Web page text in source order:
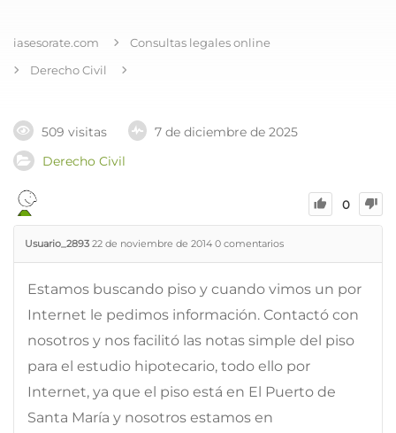
iasesorate.com
Consultas legales online
Derecho Civil
509 visitas
7 de diciembre de 2025
Derecho Civil
0
Usuario_2893 22 de noviembre de 2014 0 comentarios
Estamos buscando piso y cuando vimos un por
Internet le pedimos información. Contactó con
nosotros y nos facilitó las notas simple del piso
para el estudio hipotecario, todo ello por
Internet, ya que el piso está en El Puerto de
Santa María y nosotros estamos en